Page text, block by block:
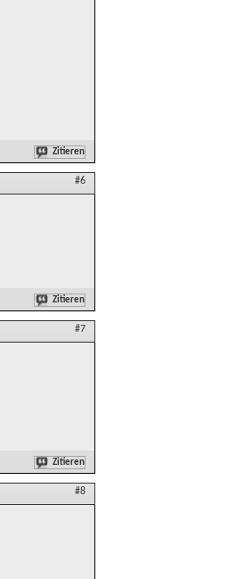
Zitieren
#6
Zitieren
#7
Zitieren
#8